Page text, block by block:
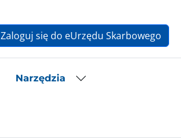
Zaloguj się do eUrzędu Skarbowego
Narzędzia